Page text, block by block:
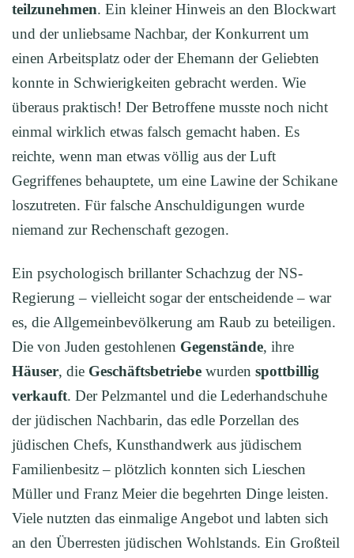
teilzunehmen. Ein kleiner Hinweis an den Blockwart
und der unliebsame Nachbar, der Konkurrent um
einen Arbeitsplatz oder der Ehemann der Geliebten
konnte in Schwierigkeiten gebracht werden. Wie
überaus praktisch! Der Betroffene musste noch nicht
einmal wirklich etwas falsch gemacht haben. Es
reichte, wenn man etwas völlig aus der Luft
Gegriffenes behauptete, um eine Lawine der Schikane
loszutreten. Für falsche Anschuldigungen wurde
niemand zur Rechenschaft gezogen.
Ein psychologisch brillanter Schachzug der NS-
Regierung – vielleicht sogar der entscheidende – war
es, die Allgemeinbevölkerung am Raub zu beteiligen.
Die von Juden gestohlenen Gegenstände, ihre
Häuser, die Geschäftsbetriebe wurden spottbillig
verkauft. Der Pelzmantel und die Lederhandschuhe
der jüdischen Nachbarin, das edle Porzellan des
jüdischen Chefs, Kunsthandwerk aus jüdischem
Familienbesitz – plötzlich konnten sich Lieschen
Müller und Franz Meier die begehrten Dinge leisten.
Viele nutzten das einmalige Angebot und labten sich
an den Überresten jüdischen Wohlstands. Ein Großteil